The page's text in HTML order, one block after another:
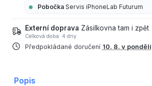
Pobočka Servis iPhoneLab Futurum
Externí doprava Zásilkovna tam i zpět
Celková doba: 4 dny
Předpokládané doručení 10. 8. v pondělí
Popis